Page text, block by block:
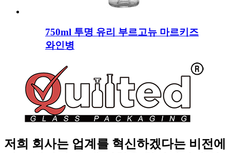
750ml 투명 유리 부르고뉴 마르키즈
와인병
저희 회사는 업계를 혁신하겠다는 비전에